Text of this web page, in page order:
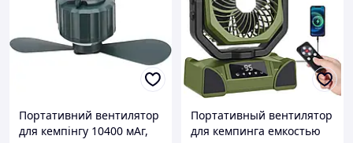
Портативний вентилятор
для кемпінгу 10400 мАг,
Портативный вентилятор
для кемпинга емкостью